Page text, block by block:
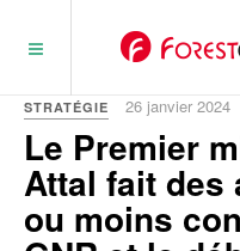
STRATÉGIE 26 janvier 2024
Le Premier
Attal fait des
ou moins